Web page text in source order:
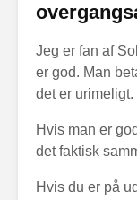
Jeg er fan af
er god. Man
det er urimeligt.
Hvis man er
det faktisk
Hvis du er på